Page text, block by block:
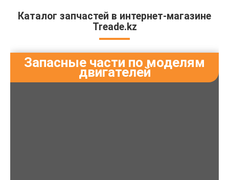
Каталог запчастей в интернет-магазине
Treade.kz
Запасные части по моделям
двигателей